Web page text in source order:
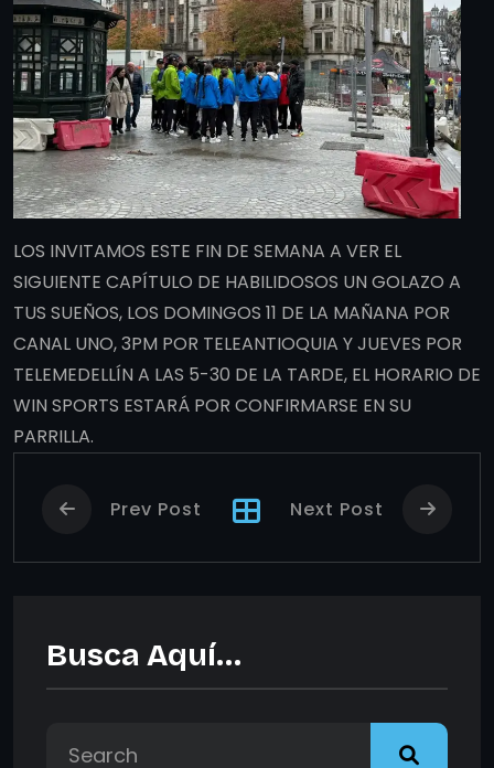
LOS INVITAMOS ESTE FIN DE SEMANA A VER EL
SIGUIENTE CAPÍTULO DE HABILIDOSOS UN GOLAZO A
TUS SUEÑOS, LOS DOMINGOS 11 DE LA MAÑANA POR
CANAL UNO, 3PM POR TELEANTIOQUIA Y JUEVES POR
TELEMEDELLÍN A LAS 5-30 DE LA TARDE, EL HORARIO DE
WIN SPORTS ESTARÁ POR CONFIRMARSE EN SU
PARRILLA.
Prev Post Next Post
Busca Aquí…